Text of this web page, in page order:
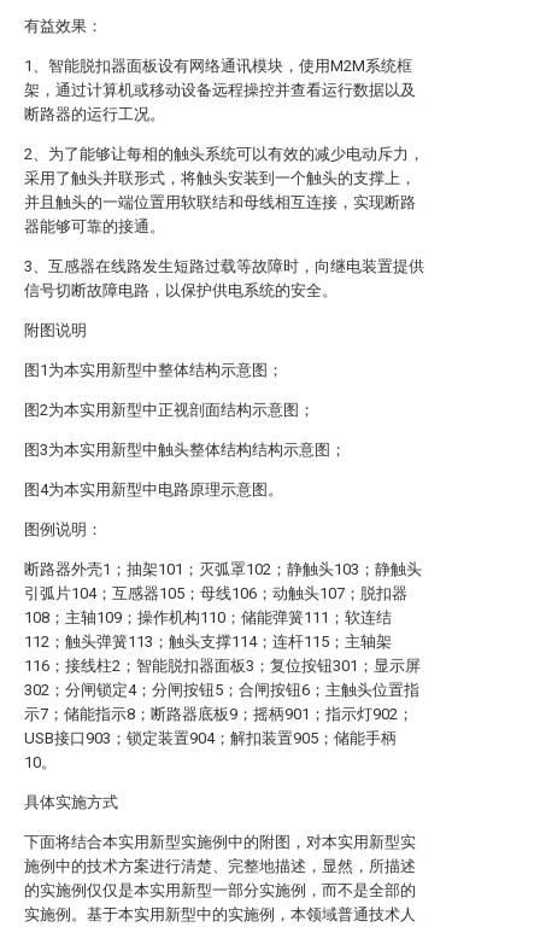
有益效果：
1、智能脱扣器面板设有网络通讯模块，使用M2M系统框
架，通过计算机或移动设备远程操控并查看运行数据以及
断路器的运行工况。
2、为了能够让每相的触头系统可以有效的减少电动斥力，
采用了触头并联形式，将触头安装到一个触头的支撑上，
并且触头的一端位置用软联结和母线相互连接，实现断路
器能够可靠的接通。
3、互感器在线路发生短路过载等故障时，向继电装置提供
信号切断故障电路，以保护供电系统的安全。
附图说明
图1为本实用新型中整体结构示意图；
图2为本实用新型中正视剖面结构示意图；
图3为本实用新型中触头整体结构结构示意图；
图4为本实用新型中电路原理示意图。
图例说明：
断路器外壳1；抽架101；灭弧罩102；静触头103；静触头
引弧片104；互感器105；母线106；动触头107；脱扣器
108；主轴109；操作机构110；储能弹簧111；软连结
112；触头弹簧113；触头支撑114；连杆115；主轴架
116；接线柱2；智能脱扣器面板3；复位按钮301；显示屏
302；分闸锁定4；分闸按钮5；合闸按钮6；主触头位置指
示7；储能指示8；断路器底板9；摇柄901；指示灯902；
USB接口903；锁定装置904；解扣装置905；储能手柄
10。
具体实施方式
下面将结合本实用新型实施例中的附图，对本实用新型实
施例中的技术方案进行清楚、完整地描述，显然，所描述
的实施例仅仅是本实用新型一部分实施例，而不是全部的
实施例。基于本实用新型中的实施例，本领域普通技术人